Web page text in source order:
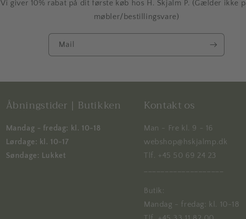
Vi giver 10% rabat på dit første køb hos H. Skjalm P. (Gælder ikke
møbler/bestillingsvare)
Mail
Åbningstider | Butikken
Mandag - fredag: kl. 10-18
Lørdage: kl. 10-17
Søndage: Lukket
Kontakt os
Man - Fre kl. 9 - 16
webshop@hskjalmp.dk
Tlf. +45 50 69 24 23
Butik:
Mandag - fredag: kl. 10-18